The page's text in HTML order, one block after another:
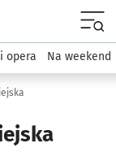
Wydarzenia
opera Na weekend